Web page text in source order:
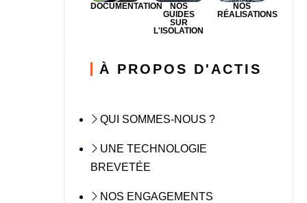
DOCUMENTATION
NOS
GUIDES
SUR
L'ISOLATION
NOS
RÉALISATIONS
À PROPOS D'ACTIS
QUI SOMMES-NOUS ?
UNE TECHNOLOGIE
BREVETÉE
NOS ENGAGEMENTS